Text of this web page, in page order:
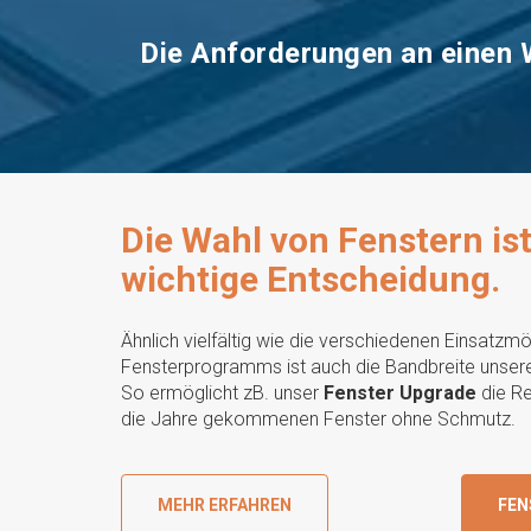
Wintergarten-light
Als Alternative zum
Wohnwintergarten stellt der
Wintergarten-light die
Angebotsspektrum dar.
MEHR ÜBER WINTERGARTEN-LIGHT
Die Anforderungen an
Die Wahl von Fenstern
wichtige Entscheidung.
Ähnlich vielfältig wie die verschiedenen
Fensterprogramms ist auch die Bandbreite
So ermöglicht zB. unser Fenster Upgrade die
die Jahre gekommenen Fenster ohne Schmutz.
MEHR ERFAHREN